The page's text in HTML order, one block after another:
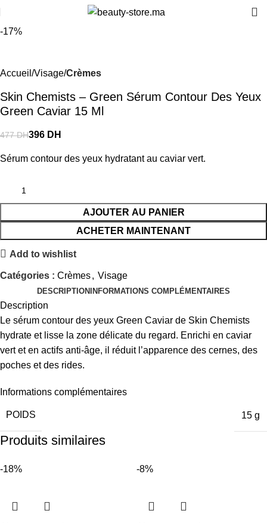
-17%
Accueil Visage Crèmes
Skin Chemists – Green Sérum Contour Des Yeux
Green Caviar 15 Ml
477DH396 DH
Sérum contour des yeux hydratant au caviar vert.
AJOUTER AU PANIER
ACHETER MAINTENANT
Add to wishlist
Catégories : Crèmes, Visage
DESCRIPTION INFORMATIONS COMPLÉMENTAIRES
Description
Le sérum contour des yeux Green Caviar de Skin Chemists
hydrate et lisse la zone délicate du regard. Enrichi en caviar
vert et en actifs anti-âge, il réduit l’apparence des cernes, des
poches et des rides.
Informations complémentaires
POIDS 15 g
Produits similaires
-18% -8%
gratuite dès 350 DH 📍 Tanger : Livraison gratuite | 🚚